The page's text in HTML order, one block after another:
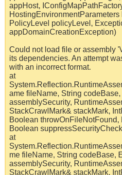
appHost,
PolicyLevel policyLevel,
appDomainCreationException)
Could not load file or assembly
its dependencies. An attempt
with an incorrect format.
at
ame fileName, String
assemblySecurity,
StackCrawlMark& stackMark,
Boolean throwOnFileNotFound,
Boolean
at
me fileName, String codeBase,
assemblySecurity,
StackCrawlMark& stackMark,